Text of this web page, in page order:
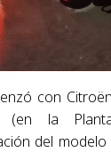
con
(en la
del